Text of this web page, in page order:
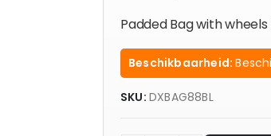
Padded Bag with
Beschikbaarheid:
SKU: DXBAG88BL